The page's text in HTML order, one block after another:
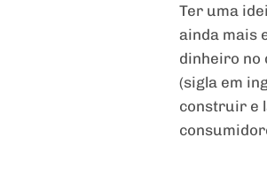
Ter uma
ainda mais
dinheiro no
(sigla em
construir e